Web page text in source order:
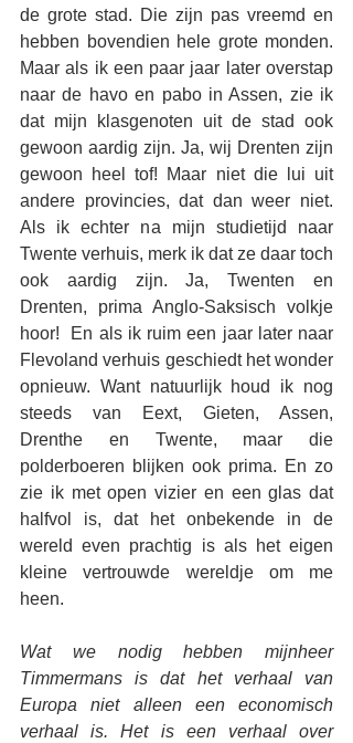
de grote stad. Die zijn pas vreemd en
hebben bovendien hele grote monden.
Maar als ik een paar jaar later overstap
naar de havo en pabo in Assen, zie ik
dat mijn klasgenoten uit de stad ook
gewoon aardig zijn. Ja, wij Drenten zijn
gewoon heel tof! Maar niet die lui uit
andere provincies, dat dan weer niet.
Als ik echter na mijn studietijd naar
Twente verhuis, merk ik dat ze daar toch
ook aardig zijn. Ja, Twenten en
Drenten, prima Anglo-Saksisch volkje
hoor!  En als ik ruim een jaar later naar
Flevoland verhuis geschiedt het wonder
opnieuw. Want natuurlijk houd ik nog
steeds van Eext, Gieten, Assen,
Drenthe en Twente, maar die
polderboeren blijken ook prima. En zo
zie ik met open vizier en een glas dat
halfvol is, dat het onbekende in de
wereld even prachtig is als het eigen
kleine vertrouwde wereldje om me
heen.
Wat we nodig hebben mijnheer
Timmermans is dat het verhaal van
Europa niet alleen een economisch
verhaal is. Het is een verhaal over